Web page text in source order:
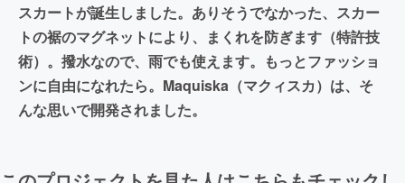
スカートが誕生しました。ありそうでなかった、スカー
トの裾のマグネットにより、まくれを防ぎます（特許技
術）。撥水なので、雨でも使えます。もっとファッショ
ンに自由になれたら。Maquiska（マクィスカ）は、そ
んな思いで開発されました。